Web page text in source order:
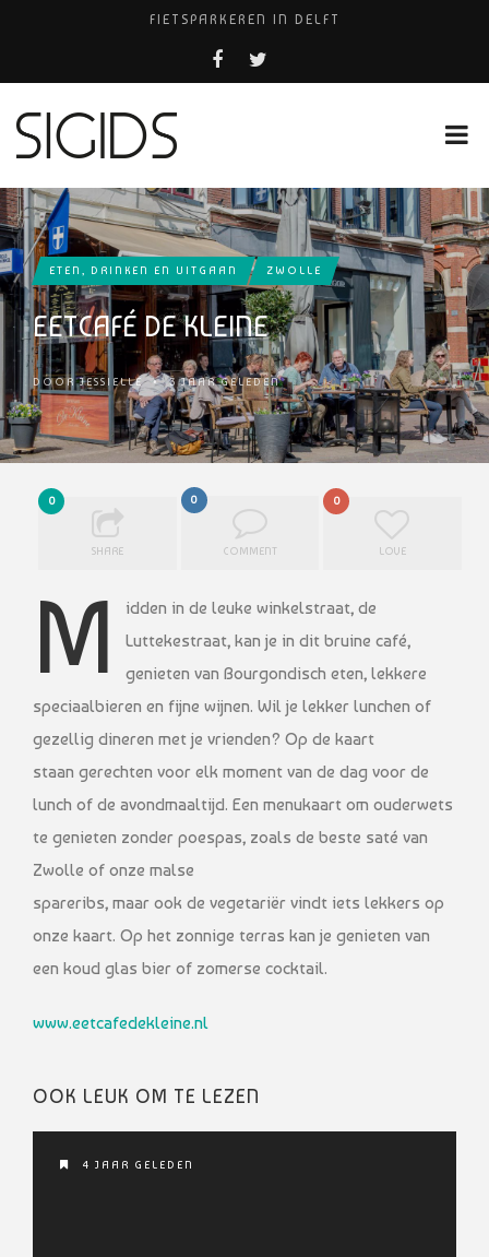
FIETSPARKEREN IN DELFT
PIZZERIA POMPEÏ ￼
COCKTAILS ON THE SPOT!
ETEN, DRINKEN EN UITGAAN ZWOLLE
EETCAFÉ DE KLEINE
DOORJESSIELLE •3 JAAR GELEDEN
0
SHARE
0
COMMENT
0
LOVE
M
idden in de leuke winkelstraat, de
Luttekestraat, kan je in dit bruine café,
genieten van Bourgondisch eten, lekkere
speciaalbieren en fijne wijnen. Wil je lekker lunchen of
gezellig dineren met je vrienden? Op de kaart
staan gerechten voor elk moment van de dag voor de
lunch of de avondmaaltijd. Een menukaart om ouderwets
te genieten zonder poespas, zoals de beste saté van
Zwolle of onze malse
spareribs, maar ook de vegetariër vindt iets lekkers op
onze kaart. Op het zonnige terras kan je genieten van
een koud glas bier of zomerse cocktail.
www.eetcafedekleine.nl
OOK LEUK OM TE LEZEN
4 JAAR GELEDEN